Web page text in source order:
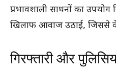
प्रभावशाली साधनों का उपयोग
खिलाफ आवाज उठाई, जिससे
गिरफ्तारी और